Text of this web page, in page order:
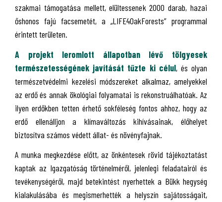
szakmai támogatása mellett, elültessenek 2000 darab, hazai
őshonos fajú facsemetét, a „LIFE4OakForests” programmal
érintett területen.
A projekt leromlott állapotban lévő tölgyesek
természetességének javítását tűzte ki célul, és olyan
természetvédelmi kezelési módszereket alkalmaz, amelyekkel
az erdő és annak ökológiai folyamatai is rekonstruálhatóak. Az
ilyen erdőkben tetten érhető sokféleség fontos ahhoz, hogy az
erdő ellenálljon a klímaváltozás kihívásainak, élőhelyet
biztosítva számos védett állat- és növényfajnak.
A munka megkezdése előtt, az önkéntesek rövid tájékoztatást
kaptak az Igazgatóság történelméről, jelenlegi feladatairól és
tevékenységéről, majd betekintést nyerhettek a Bükk hegység
kialakulásába és megismerhették a helyszín sajátosságait,